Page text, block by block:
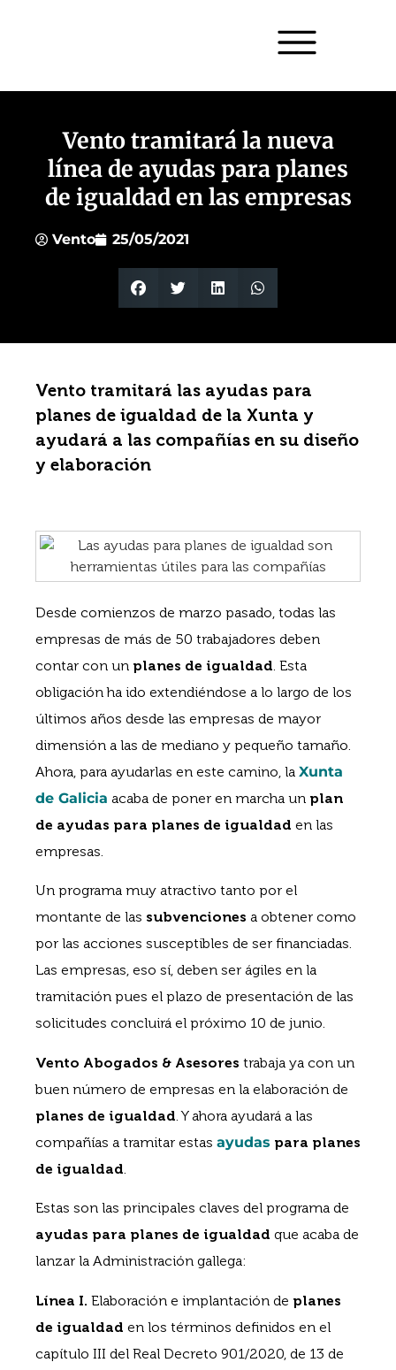
Vento tramitará la nueva
línea de ayudas para planes
de igualdad en las empresas
Vento 25/05/2021
Vento tramitará las ayudas para
planes de igualdad de la Xunta y
ayudará a las compañías en su diseño
y elaboración
Desde comienzos de marzo pasado, todas las
empresas de más de 50 trabajadores deben
contar con un planes de igualdad. Esta
obligación ha ido extendiéndose a lo largo de los
últimos años desde las empresas de mayor
dimensión a las de mediano y pequeño tamaño.
Ahora, para ayudarlas en este camino, la Xunta
de Galicia acaba de poner en marcha un plan
de ayudas para planes de igualdad en las
empresas.
Un programa muy atractivo tanto por el
montante de las subvenciones a obtener como
por las acciones susceptibles de ser financiadas.
Las empresas, eso sí, deben ser ágiles en la
tramitación pues el plazo de presentación de las
solicitudes concluirá el próximo 10 de junio.
Vento Abogados & Asesores trabaja ya con un
buen número de empresas en la elaboración de
planes de igualdad . Y ahora ayudará a las
compañías a tramitar estas ayudas para planes
de igualdad
Estas son las principales claves del programa de
ayudas para planes de igualdad que acaba de
lanzar la Administración gallega:
Línea I. Elaboración e implantación de planes
de igualdad en los términos definidos en el
capítulo III del Real Decreto 901/2020, de 13 de